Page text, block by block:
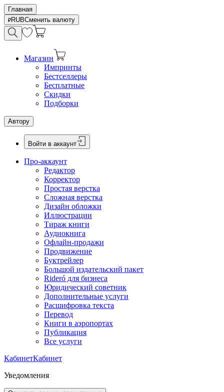
Главная
RUBСменить валюту
Магазин
Импринты
Бестселлеры
Бесплатные
Скидки
Подборки
Автору
Войти в аккаунт
Про-аккаунт
Редактор
Корректор
Простая верстка
Сложная верстка
Дизайн обложки
Иллюстрации
Тираж книги
Аудиокнига
Офлайн-продажи
Продвижение
Буктрейлер
Большой издательский пакет
Rideró для бизнеса
Юридический советник
Дополнительные услуги
Расшифровка текста
Перевод
Книги в аэропортах
Публикация
Все услуги
КабинетКабинет
Уведомления